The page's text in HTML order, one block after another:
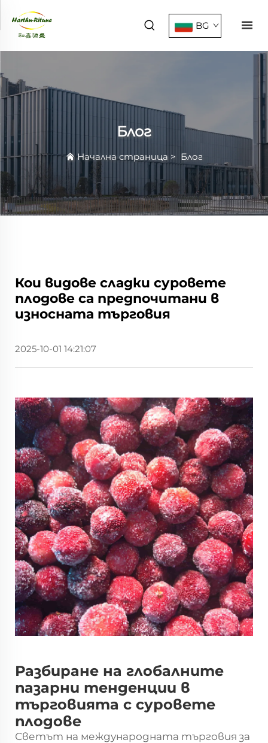
BG
Блог
Начална страница > Блог
Кои видове сладки суровете
плодове са предпочитани в
износната търговия
2025-10-01 14:21:07
Разбиране на глобалните
пазарни тенденции в
търговията с суровете
плодове
Светът на международната търговия за